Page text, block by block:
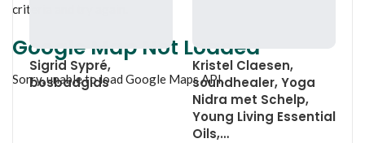
criteria and try again.
Google Map Not Loaded
Sorry, unable to load Google Maps API.
Sigrid Sypré,
bosbadgids
Kristel Claesen,
soundhealer, Yoga
Nidra met Schelp,
Young Living Essential
Oils,…